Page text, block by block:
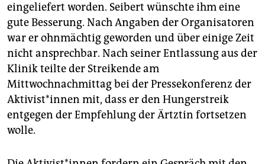
eingeliefert worden. Seibert wünschte ihm eine
gute Besserung. Nach Angaben der Organisatoren
war er ohnmächtig geworden und über einige Zeit
nicht ansprechbar. Nach seiner Entlassung aus der
Klinik teilte der Streikende am
Mittwochnachmittag bei der Pressekonferenz der
Ak­ti­vis­t*in­nen mit, dass er den Hungerstreik
entgegen der Empfehlung der Ärtztin fortsetzen
wolle.